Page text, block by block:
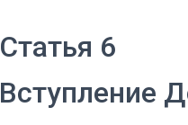
Статья 6
Вступление